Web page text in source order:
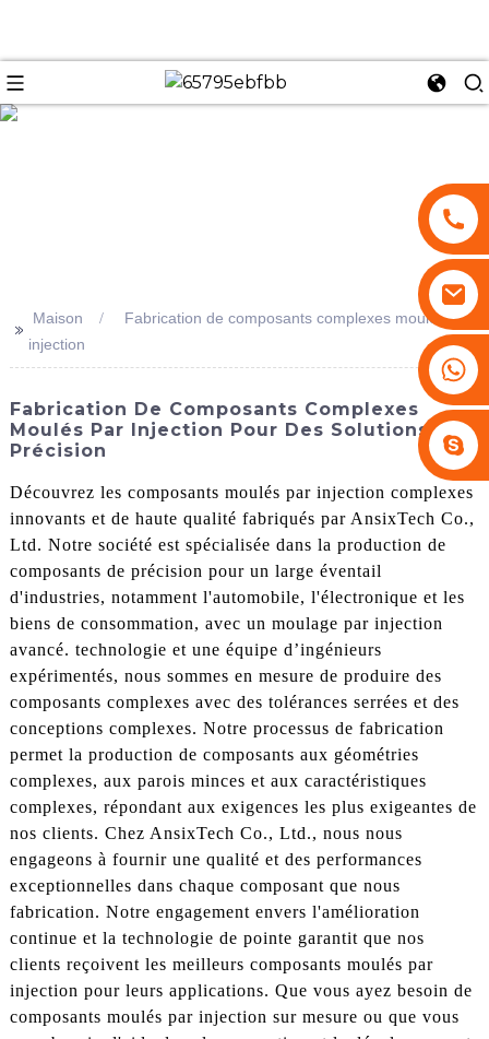
+86 13530645990
Stephenhuang2010
>>
Maison
Fabrication de composants complexes moulés par
injection
Fabrication De Composants Complexes
Moulés Par Injection Pour Des Solutions De
Précision
Découvrez les composants moulés par injection complexes
innovants et de haute qualité fabriqués par AnsixTech Co.,
Ltd. Notre société est spécialisée dans la production de
composants de précision pour un large éventail
d'industries, notamment l'automobile, l'électronique et les
biens de consommation, avec un moulage par injection
avancé. technologie et une équipe d’ingénieurs
expérimentés, nous sommes en mesure de produire des
composants complexes avec des tolérances serrées et des
conceptions complexes. Notre processus de fabrication
permet la production de composants aux géométries
complexes, aux parois minces et aux caractéristiques
complexes, répondant aux exigences les plus exigeantes de
nos clients. Chez AnsixTech Co., Ltd., nous nous
engageons à fournir une qualité et des performances
exceptionnelles dans chaque composant que nous
fabrication. Notre engagement envers l'amélioration
continue et la technologie de pointe garantit que nos
clients reçoivent les meilleurs composants moulés par
injection pour leurs applications. Que vous ayez besoin de
composants moulés par injection sur mesure ou que vous